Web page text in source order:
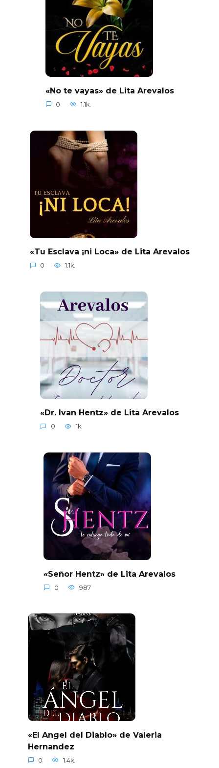
«No te vayas» de Lita Arevalos
0 1.1k.
«Tu Esclava ¡ni Loca» de Lita Arevalos
0 1.1k.
«Dr. Ivan Hentz» de Lita Arevalos
0 1k.
«Señor Hentz» de Lita Arevalos
0 987
«El Angel del Diablo» de Valeria
Hernandez
0 1.4k.